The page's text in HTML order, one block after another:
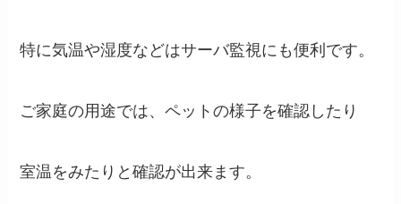
特に気温や湿度などはサーバ監視にも便利です。
ご家庭の用途では、ペットの様子を確認したり
室温をみたりと確認が出来ます。